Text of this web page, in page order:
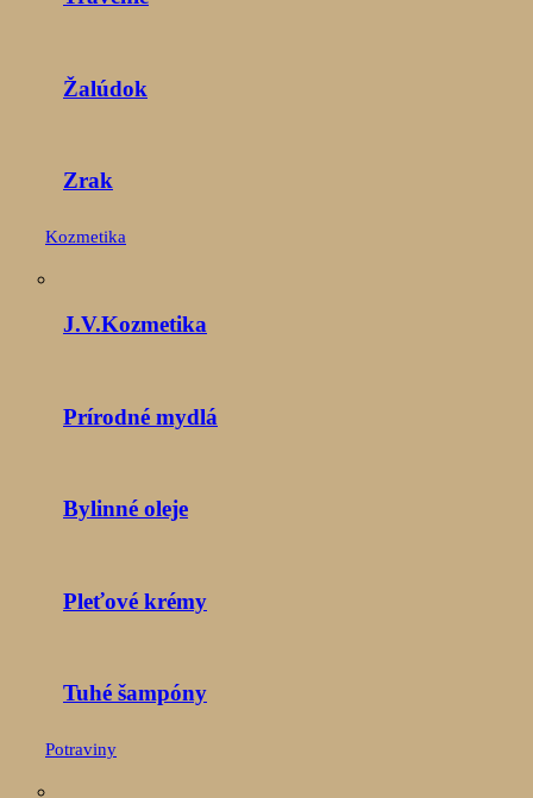
Žalúdok
Zrak
Kozmetika
J.V.Kozmetika
Prírodné mydlá
Bylinné oleje
Pleťové krémy
Tuhé šampóny
Potraviny